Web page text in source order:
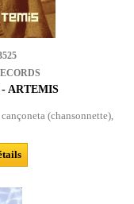
ARTEMIS
(chansonnette),